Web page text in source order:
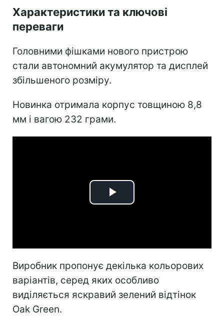
Характеристики та ключові
переваги
Головними фішками нового пристрою
стали автономний акумулятор та дисплей
збільшеного розміру.
Новинка отримала корпус товщиною 8,8
мм і вагою 232 грами.
Play
Виробник пропонує декілька кольорових
варіантів, серед яких особливо
виділяється яскравий зелений відтінок
Oak Green.